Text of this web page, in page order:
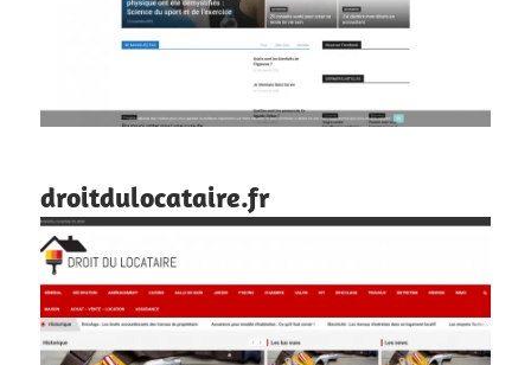
droitdulocataire.fr